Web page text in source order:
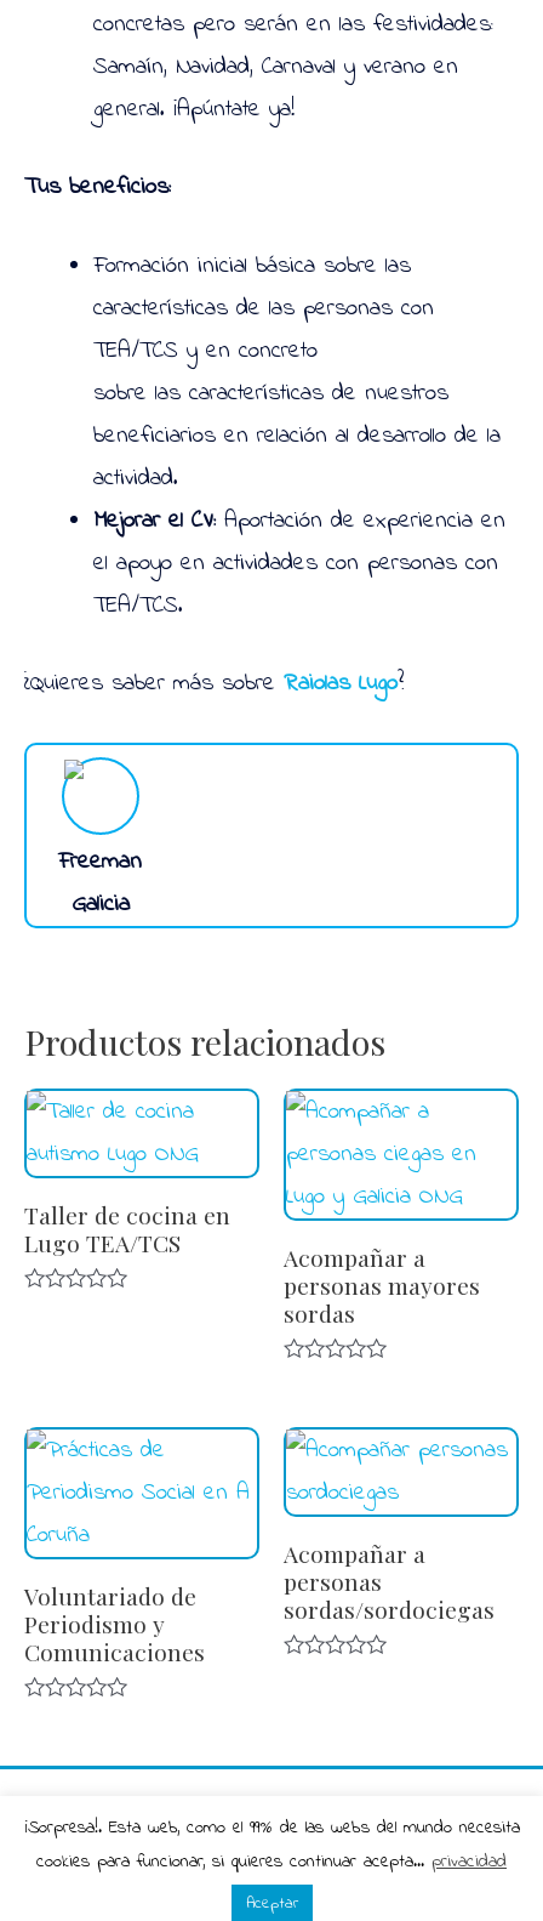
concretas pero serán en las festividades:
Samaín, Navidad, Carnaval y verano en
general. ¡Apúntate ya!
Tus beneficios:
Formación inicial básica sobre las
características de las personas con
TEA/TCS y en concreto
sobre las características de nuestros
beneficiarios en relación al desarrollo de la
actividad.
Mejorar el CV:Aportación de experiencia en
el apoyo en actividades con personas con
TEA/TCS.
¿Quieres saber más sobre Raiolas Lugo?
Freeman
Galicia
Productos relacionados
Taller de cocina en
Lugo TEA/TCS
Acompañar a
personas mayores
sordas
de
Voluntariado de
Periodismo y
Comunicaciones
de
Acompañar a
personas
sordas/sordociegas
© 2026La Guía de Ongs de Galicia | Aviso Legal
|
Política de Privacidad |Contacto| Sitio Web ofrecido
Freeman Galicia
¡Sorpresa!. Esta web, como el 99% de las webs del mundo necesita
cookies para funcionar, si quieres continuar acepta... privacidad
Aceptar